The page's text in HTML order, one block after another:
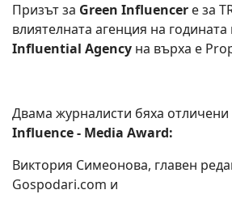
Призът за Green Influencer е за
влиятелната агенция на годината
Influential Agency на върха е
Двама журналисти бяха отличени
Influence - Media Award:
Виктория Симеонова, главен
Gospodari.com и